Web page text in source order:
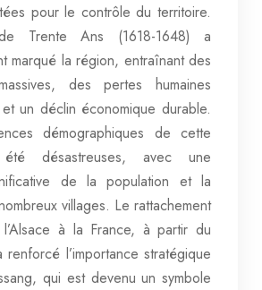
pour le contrôle du territoire.
Trente Ans (1618-1648) a
marqué la région, entraînant des
des pertes humaines
un déclin économique durable.
démographiques de cette
désastreuses, avec une
de la population et la
villages. Le rattachement
à la France, à partir du
l’importance stratégique
qui est devenu un symbole